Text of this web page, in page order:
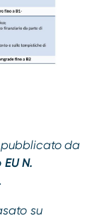
pubblicato da
N.
.
su